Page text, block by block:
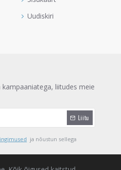
Uudiskiri
liitudes meie
Liitu
ja nõustun sellega